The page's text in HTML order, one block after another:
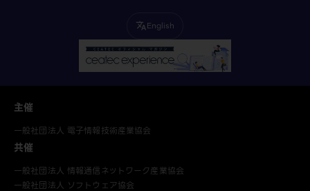
translateEnglish
主催
一般社団法人 電子情報技術産業協会
共催
一般社団法人 情報通信ネットワーク産業協会
一般社団法人 ソフトウェア協会